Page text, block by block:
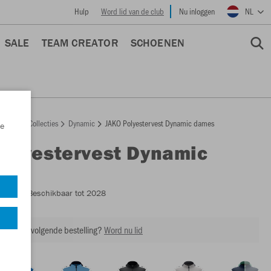
Hulp Word lid van de club Nu inloggen NL
SALE TEAM CREATOR SCHOENEN
Collecties Dynamic JAKO Polyestervest Dynamic dames
Polyestervest Dynamic
- Beschikbaar tot 2028
op je volgende bestelling?Word nu lid